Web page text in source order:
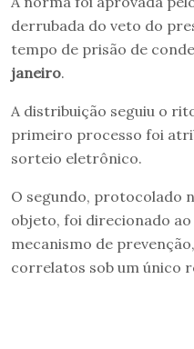
derrubada do veto do
tempo de prisão de
janeiro.
A distribuição seguiu o
primeiro processo foi
sorteio eletrônico.
O segundo, protocolado
objeto, foi direcionado
mecanismo de
correlatos sob um único